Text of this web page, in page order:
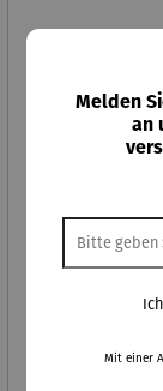
Likör |
Melden
an
Mit einer